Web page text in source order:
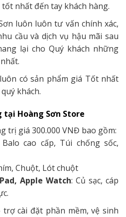
nhất đến tay khách hàng.
luôn luôn tư vấn chính xác,
cầu và dịch vụ hậu mãi sau
lại cho Quý khách những
có sản phẩm giá Tốt nhất
khách.
tại Hoàng Sơn Store
trị giá 300.000 VNĐ bao gồm:
cao cấp, Túi chống sốc,
Chuột, Lót chuột
Apple Watch: Củ sạc, cáp
cài đặt phần mềm, vệ sinh